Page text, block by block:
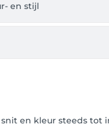
en stijl
en kleur steeds tot